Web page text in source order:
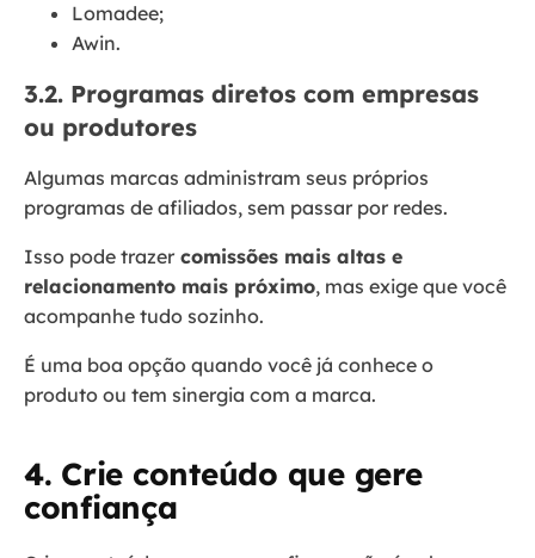
Lomadee;
Awin.
3.2. Programas diretos com empresas
ou produtores
Algumas marcas administram seus próprios
programas de afiliados, sem passar por redes.
Isso pode trazer comissões mais altas e
relacionamento mais próximo, mas exige que você
acompanhe tudo sozinho.
É uma boa opção quando você já conhece o
produto ou tem sinergia com a marca.
4. Crie conteúdo que gere
confiança